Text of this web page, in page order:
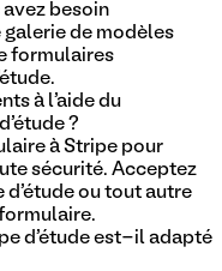
avez besoin
de modèles
formulaires
à l'aide du
?
à Stripe pour
sécurité. Acceptez
d'étude ou tout autre
d'étude est-il adapté